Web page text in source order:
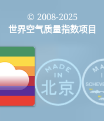
© 2008-2025
世界空气质量指数项目